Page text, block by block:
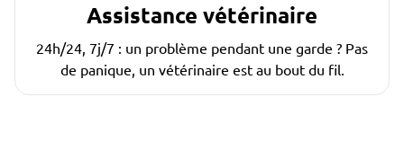
Assistance vétérinaire
24h/24, 7j/7 : un problème pendant une garde ? Pas
de panique, un vétérinaire est au bout du fil.